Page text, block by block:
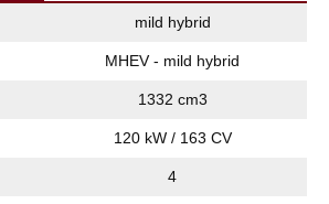
mild hybrid
MHEV - mild hybrid
1332 cm3
120 kW / 163 CV
4